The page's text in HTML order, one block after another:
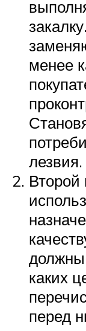
менее
лезвия.
должны
каких
перед